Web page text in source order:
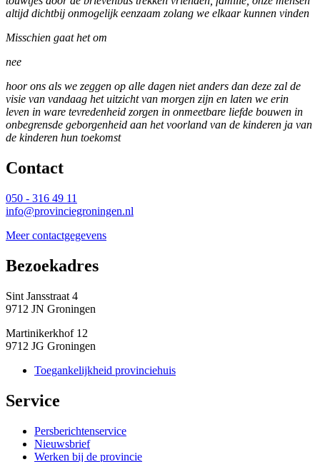
altijd dichtbij onmogelijk eenzaam zolang we elkaar kunnen vinden
Misschien gaat het om
nee
hoor ons als we zeggen op alle dagen niet anders dan deze zal de
visie van vandaag het uitzicht van morgen zijn en laten we erin
leven in ware tevredenheid zorgen in onmeetbare liefde bouwen in
onbegrensde geborgenheid aan het voorland van de kinderen ja van
de kinderen hun toekomst
Contact
050 - 316 49 11
info@provinciegroningen.nl
Meer contactgegevens
Bezoekadres
Sint Jansstraat 4
9712 JN Groningen
Martinikerkhof 12
9712 JG Groningen
Toegankelijkheid provinciehuis
Service
Persberichtenservice
Nieuwsbrief
Werken bij de provincie